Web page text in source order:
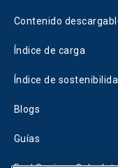
Contenido
Índice de carga
Índice de
Blogs
Guías